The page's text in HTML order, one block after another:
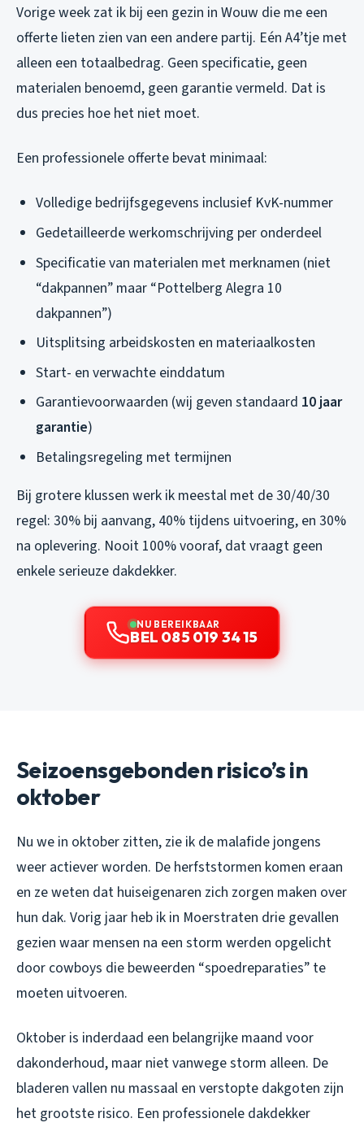
Vorige week zat ik bij een gezin in Wouw die me een
offerte lieten zien van een andere partij. Eén A4’tje met
alleen een totaalbedrag. Geen specificatie, geen
materialen benoemd, geen garantie vermeld. Dat is
dus precies hoe het niet moet.
Een professionele offerte bevat minimaal:
Volledige bedrijfsgegevens inclusief KvK-nummer
Gedetailleerde werkomschrijving per onderdeel
Specificatie van materialen met merknamen (niet
“dakpannen” maar “Pottelberg Alegra 10
dakpannen”)
Uitsplitsing arbeidskosten en materiaalkosten
Start- en verwachte einddatum
Garantievoorwaarden (wij geven standaard 10 jaar
garantie)
Betalingsregeling met termijnen
Bij grotere klussen werk ik meestal met de 30/40/30
regel: 30% bij aanvang, 40% tijdens uitvoering, en 30%
na oplevering. Nooit 100% vooraf, dat vraagt geen
enkele serieuze dakdekker.
NU BEREIKBAAR
BEL 085 019 34 15
Seizoensgebonden risico’s in
oktober
Nu we in oktober zitten, zie ik de malafide jongens
weer actiever worden. De herfststormen komen eraan
en ze weten dat huiseigenaren zich zorgen maken over
hun dak. Vorig jaar heb ik in Moerstraten drie gevallen
gezien waar mensen na een storm werden opgelicht
door cowboys die beweerden “spoedreparaties” te
moeten uitvoeren.
Oktober is inderdaad een belangrijke maand voor
dakonderhoud, maar niet vanwege storm alleen. De
bladeren vallen nu massaal en verstopte dakgoten zijn
het grootste risico. Een professionele dakdekker